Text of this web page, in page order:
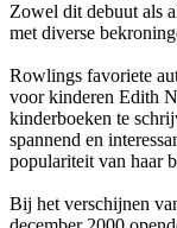
Zowel dit debuut als
met diverse
Rowlings favoriete
voor kinderen Edith
kinderboeken te
spannend en
populariteit van haar
Bij het verschijnen